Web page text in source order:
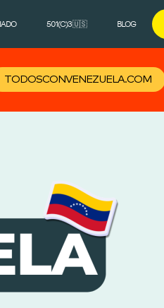
501(C)3 🇺🇸 BLOG
TODOSCONVENEZUELA.COM